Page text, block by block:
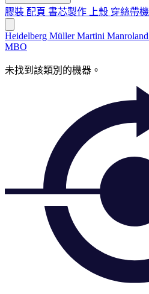
膠裝 配頁 書芯製作 上殼 穿絲帶機
Heidelberg Müller Martini Manroland
MBO
未找到該類別的機器。